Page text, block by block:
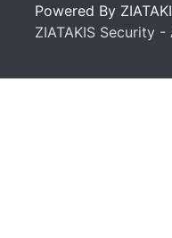
Powered By
ZIATAKIS Security